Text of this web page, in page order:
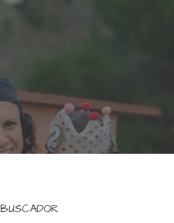
BUSCADOR